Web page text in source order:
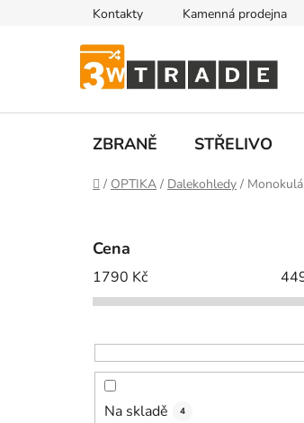
Kontakty Kamenná prodejna
ZBRANĚ STŘELIVO
Domů
/ OPTIKA / Dalekohledy /
Cena
1790 Kč
Na skladě 4